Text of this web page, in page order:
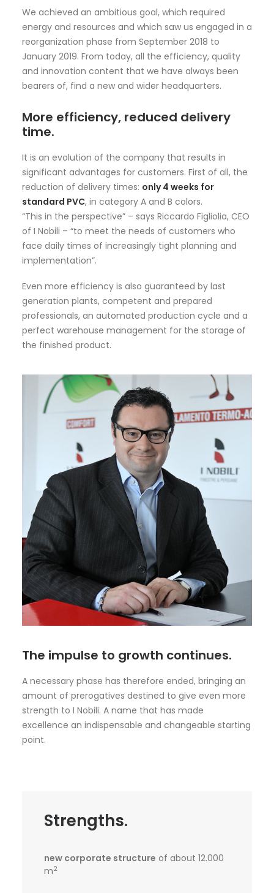
We achieved an ambitious goal, which required
energy and resources and which saw us engaged in a
reorganization phase from September 2018 to
January 2019. From today, all the efficiency, quality
and innovation content that we have always been
bearers of, find a new and wider headquarters.
More efficiency, reduced delivery
time.
It is an evolution of the company that results in
significant advantages for customers. First of all, the
reduction of delivery times: only 4 weeks for
standard PVC, in category A and B colors.
“This in the perspective” – says Riccardo Figliolia, CEO
of I Nobili – “to meet the needs of customers who
face daily times of increasingly tight planning and
implementation”.
Even more efficiency is also guaranteed by last
generation plants, competent and prepared
professionals, an automated production cycle and a
perfect warehouse management for the storage of
the finished product.
The impulse to growth continues.
A necessary phase has therefore ended, bringing an
amount of prerogatives destined to give even more
strength to I Nobili. A name that has made
excellence an indispensable and changeable starting
point.
Strengths.
new corporate structure of about 12.000
m2